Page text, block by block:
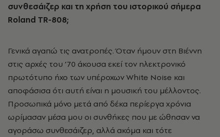
συνθεσάιζερ και τη χρήση του ιστορικού σήμερα
Roland TR-808;
Γενικά αγαπώ τις ανατροπές. Όταν ήμουν στη Βιέννη
στις αρχές του ’70 άκουσα εκεί τον ηλεκτρονικό
πρωτότυπο ήχο των υπέροχων White Noise και
αποφάσισα ότι αυτή είναι η μουσική του μέλλοντος.
Προσωπικά μόνο μετά από δέκα περίεργα χρόνια
ωρίμασαν μέσα μου οι συνθήκες που με ώθησαν να
αγοράσω συνθεσάιζερ, αλλά ακόμα και τότε